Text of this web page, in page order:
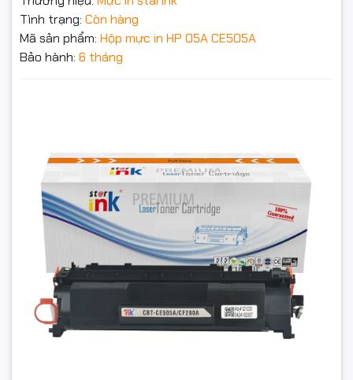
Tình trạng: Còn hàng
Mã sản phẩm: Hộp mực in HP 05A CE505A
Bảo hành: 6 tháng
Đặt trước sản phẩm để nhận thêm nhiều ưu đãi bạn